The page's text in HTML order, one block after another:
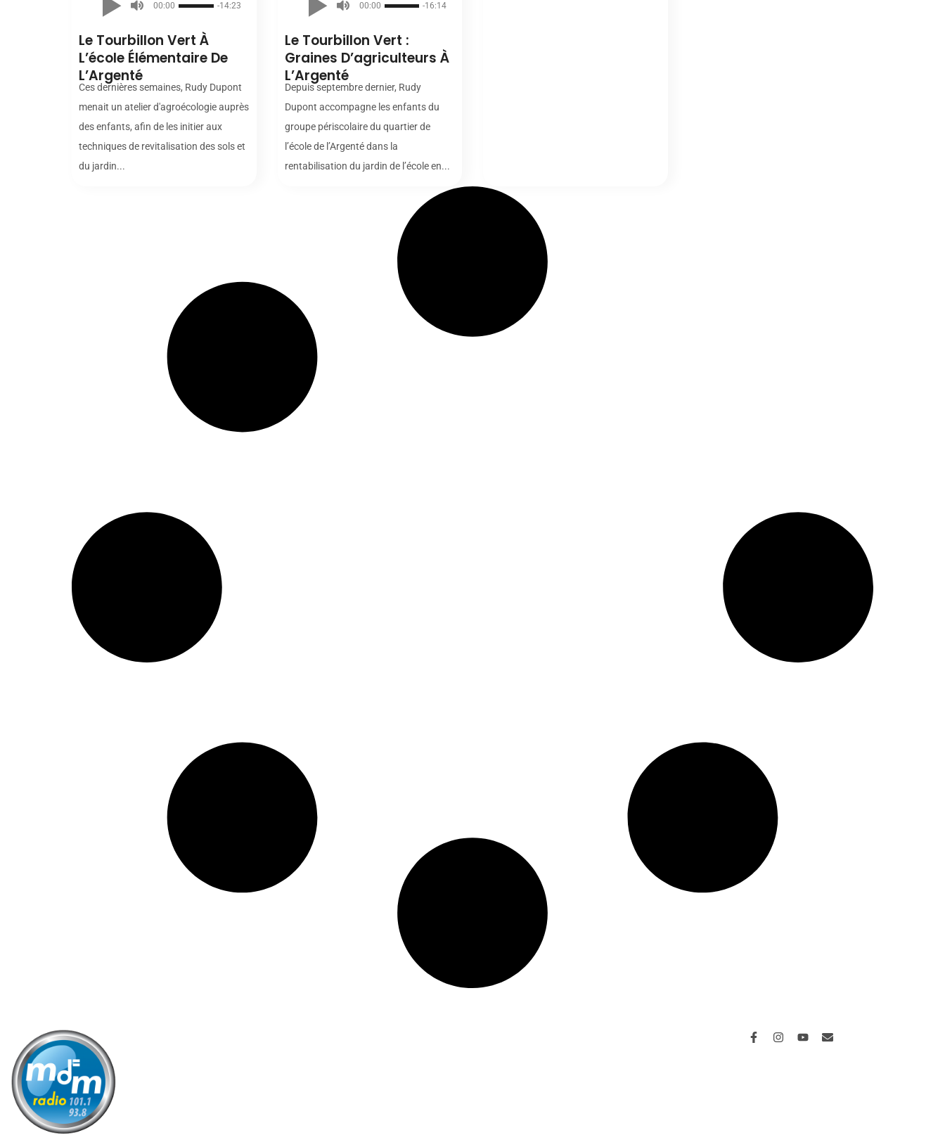
00:00 -14:23
Le Tourbillon Vert À
L’école Élémentaire De
L’Argenté
Ces dernières semaines, Rudy Dupont
menait un atelier d'agroécologie auprès
des enfants, afin de les initier aux
techniques de revitalisation des sols et
du jardin...
00:00 -16:14
Le Tourbillon Vert :
Graines D’agriculteurs À
L’Argenté
Depuis septembre dernier, Rudy
Dupont accompagne les enfants du
groupe périscolaire du quartier de
l’école de l’Argenté dans la
rentabilisation du jardin de l’école en...